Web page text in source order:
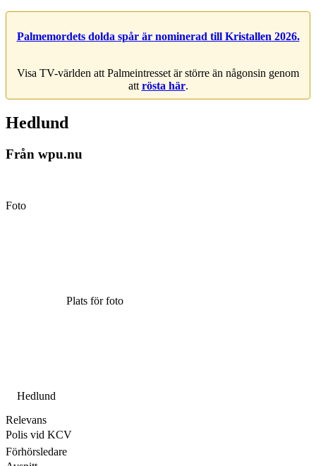
Palmemordets dolda spår är nominerad till Kristallen 2026.
Visa TV-världen att Palmeintresset är större än någonsin genom
att rösta här.
Hedlund
Från wpu.nu
Foto
Plats för foto
Hedlund
Relevans
Polis vid KCV
Förhörsledare